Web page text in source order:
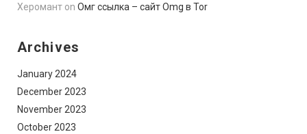
Херомант on Омг ссылка – сайт Omg в Tor
Archives
January 2024
December 2023
November 2023
October 2023